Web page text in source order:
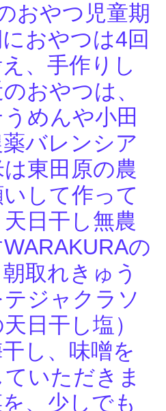
おやつ児童期
おやつは4回
、手作りし
おやつは、
めんや小田
バレンシア
東田原の農
して作って
日干し無農
の
取れきゅう
ジャクラソ
日干し塩）
し、味噌を
いただきま
、少しでも